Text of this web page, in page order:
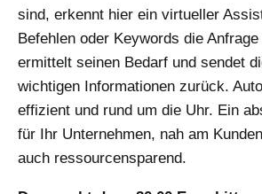
sind, erkennt hier ein virtueller
Befehlen oder Keywords die
ermittelt seinen Bedarf und sendet
wichtigen Informationen zurück.
effizient und rund um die Uhr. Ein
für Ihr Unternehmen, nah am
auch ressourcensparend.